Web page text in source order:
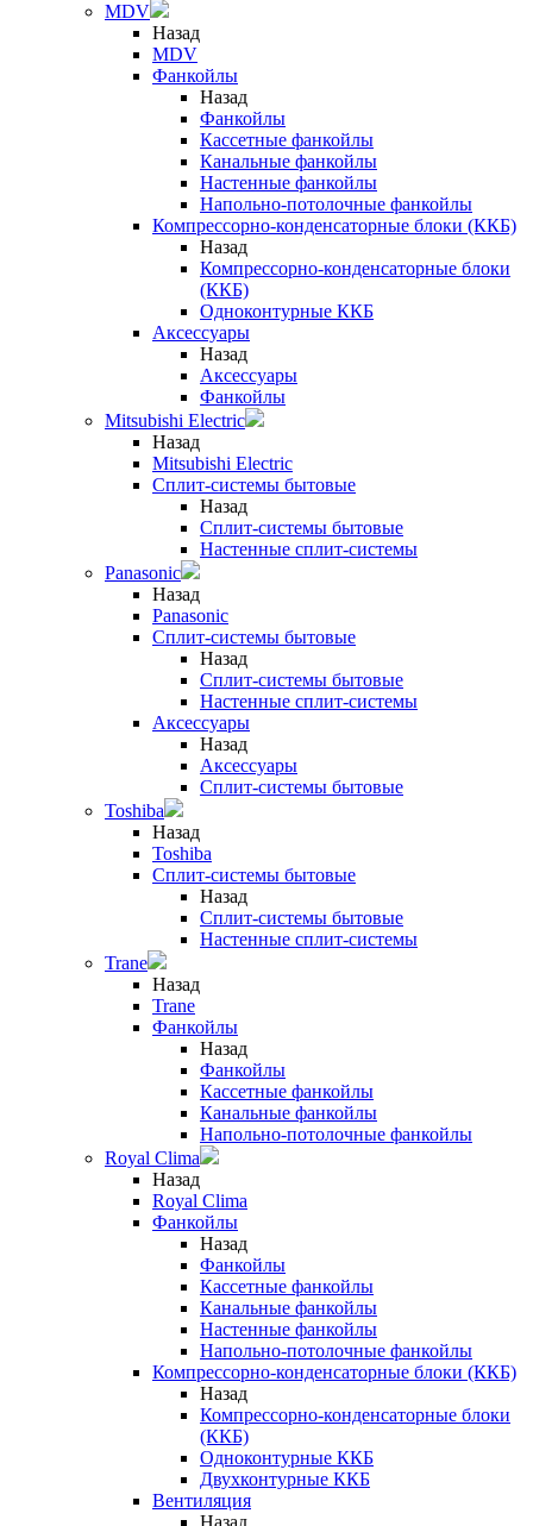
MDV
Назад
MDV
Фанкойлы
Назад
Фанкойлы
Кассетные фанкойлы
Канальные фанкойлы
Настенные фанкойлы
Напольно-потолочные фанкойлы
Компрессорно-конденсаторные блоки (ККБ)
Назад
Компрессорно-конденсаторные блоки
(ККБ)
Одноконтурные ККБ
Аксессуары
Назад
Аксессуары
Фанкойлы
Mitsubishi Electric
Назад
Mitsubishi Electric
Сплит-системы бытовые
Назад
Сплит-системы бытовые
Настенные сплит-системы
Panasonic
Назад
Panasonic
Сплит-системы бытовые
Назад
Сплит-системы бытовые
Настенные сплит-системы
Аксессуары
Назад
Аксессуары
Сплит-системы бытовые
Toshiba
Назад
Toshiba
Сплит-системы бытовые
Назад
Сплит-системы бытовые
Настенные сплит-системы
Trane
Назад
Trane
Фанкойлы
Назад
Фанкойлы
Кассетные фанкойлы
Канальные фанкойлы
Напольно-потолочные фанкойлы
Royal Clima
Назад
Royal Clima
Фанкойлы
Назад
Фанкойлы
Кассетные фанкойлы
Канальные фанкойлы
Настенные фанкойлы
Напольно-потолочные фанкойлы
Компрессорно-конденсаторные блоки (ККБ)
Назад
Компрессорно-конденсаторные блоки
(ККБ)
Одноконтурные ККБ
Двухконтурные ККБ
Вентиляция
Назад